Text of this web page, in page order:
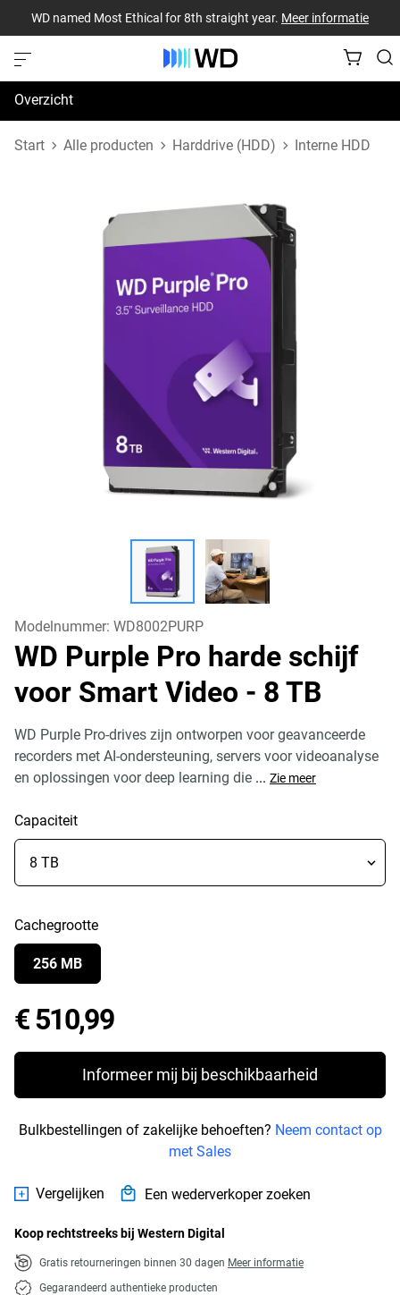
WD named Most Ethical for 8th straight year. Meer informatie
Overzicht
Specificaties
Start Alle producten Harddrive (HDD) Interne HDD
Modelnummer: WD8002PURP
WD Purple Pro harde schijf
voor Smart Video - 8 TB
WD Purple Pro-drives zijn ontworpen voor geavanceerde
recorders met AI-ondersteuning, servers voor videoanalyse
en oplossingen voor deep learning die ... Zie meer
Capaciteit
Cachegrootte
256 MB
€ 510,99Price € 510,99
Informeer mij bij beschikbaarheid
Bulkbestellingen of zakelijke behoeften? Neem contact op
met Sales
Vergelijken Een wederverkoper zoeken
Koop rechtstreeks bij Western Digital
Gratis retourneringen binnen 30 dagen Meer informatie
Gegarandeerd authentieke producten